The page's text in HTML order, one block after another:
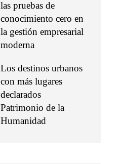
las pruebas de
conocimiento cero en
la gestión empresarial
moderna
Los destinos urbanos
con más lugares
declarados
Patrimonio de la
Humanidad